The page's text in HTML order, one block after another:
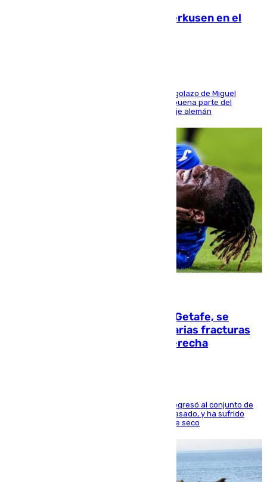
El Sevilla se desinfla ante el Leverkusen en el
El conjunto de Luis García se adelantó con un golazo de Miguel
Sierra y ofreció buenas sensaciones durante buena parte del
encuentro, pero acabó cediendo ante el empuje alemán
Christantus Uche, delantero del Getafe, se
perderá toda la temporada por varias fracturas
en los ligamentos de su rodilla derecha
El centrocampista reconvertido en atacante regresó al conjunto de
la capital, después de salir obligado el curso pasado, y ha sufrido
una lesión que lo mantendrá un año en el dique seco